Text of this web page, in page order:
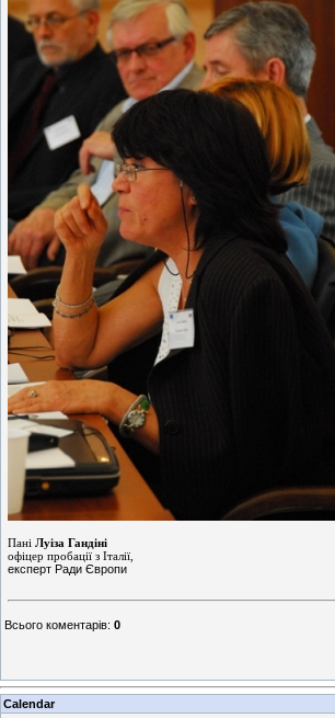
Пані Луіза Гандіні
офіцер пробації з Італії,
експерт Ради Європи
Всього коментарів: 0
Calendar